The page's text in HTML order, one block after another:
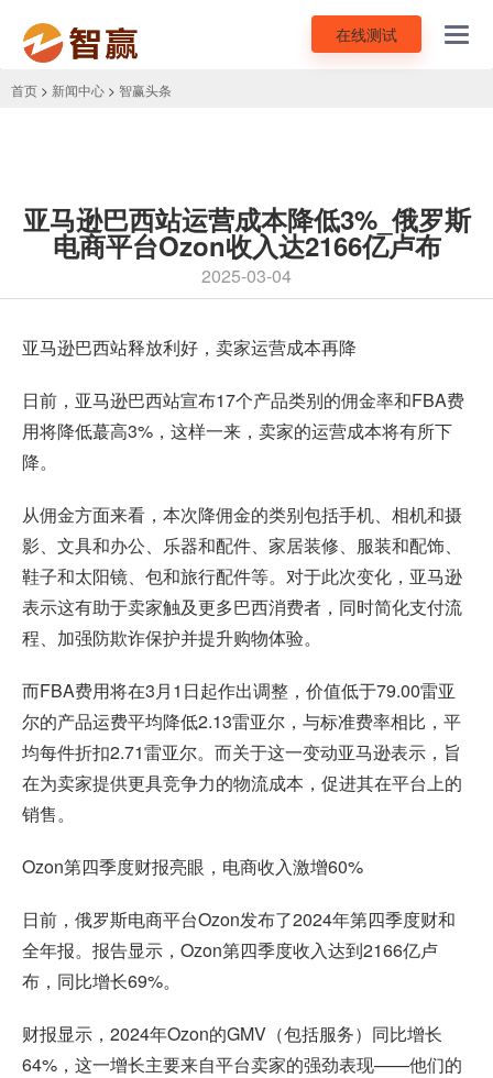
在线测试
首页 > 新闻中心 > 智赢头条
亚马逊巴西站运营成本降低3%_俄罗斯
电商平台Ozon收入达2166亿卢布
2025-03-04
亚马逊巴西站释放利好，卖家运营成本再降
日前，亚马逊巴西站宣布17个产品类别的佣金率和FBA费
用将降低蕞高3%，这样一来，卖家的运营成本将有所下
降。
从佣金方面来看，本次降佣金的类别包括手机、相机和摄
影、文具和办公、乐器和配件、家居装修、服装和配饰、
鞋子和太阳镜、包和旅行配件等。对于此次变化，亚马逊
表示这有助于卖家触及更多巴西消费者，同时简化支付流
程、加强防欺诈保护并提升购物体验。
而FBA费用将在3月1日起作出调整，价值低于79.00雷亚
尔的产品运费平均降低2.13雷亚尔，与标准费率相比，平
均每件折扣2.71雷亚尔。而关于这一变动亚马逊表示，旨
在为卖家提供更具竞争力的物流成本，促进其在平台上的
销售。
Ozon第四季度财报亮眼，电商收入激增60%
日前， 俄罗斯电商平台Ozon发布了2024年第四季度财和
全年报。报告显示，Ozon第四季度收入达到2166亿卢
布，同比增长69%。
财报显示，2024年Ozon的GMV（包括服务）同比增长
64%，这一增长主要来自平台卖家的强劲表现——他们的